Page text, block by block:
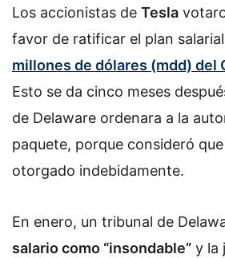
Los accionistas de Tesla
favor de ratificar el plan
millones de dólares (mdd) del
Esto se da cinco meses
de Delaware ordenara a la
paquete, porque consideró
otorgado indebidamente.
En enero, un tribunal de
salario como “insondable” y la